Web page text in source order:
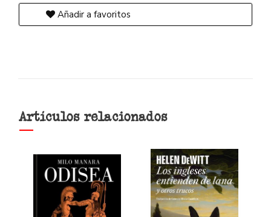
Añadir a favoritos
Artículos relacionados